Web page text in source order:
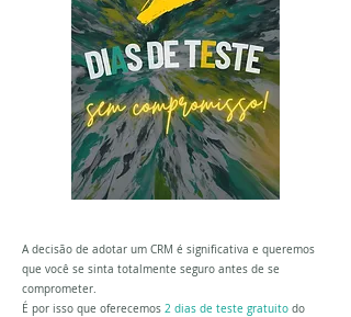
A decisão de adotar um CRM é significativa e queremos
que você se sinta totalmente seguro antes de se
comprometer.
É por isso que oferecemos 2 dias de teste gratuito do